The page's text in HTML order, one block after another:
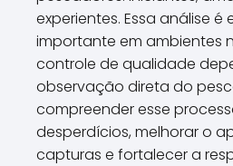
experientes. Essa análise é
importante em ambientes
controle de qualidade
observação direta do
compreender esse
desperdícios, melhorar o
capturas e fortalecer a